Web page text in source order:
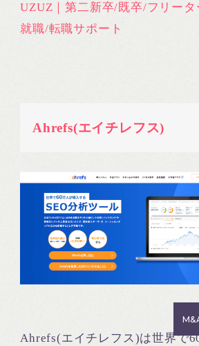
UZUZ｜第二新卒/既卒/フリータ
就職/転職サポート
Ahrefs(エイチレフス)
Ahrefs(エイチレフス)は世界で